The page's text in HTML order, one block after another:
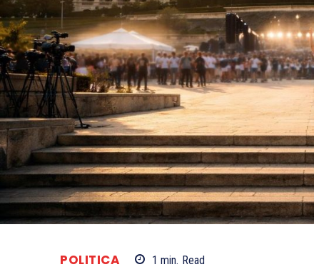
POLITICA 1 min. Read